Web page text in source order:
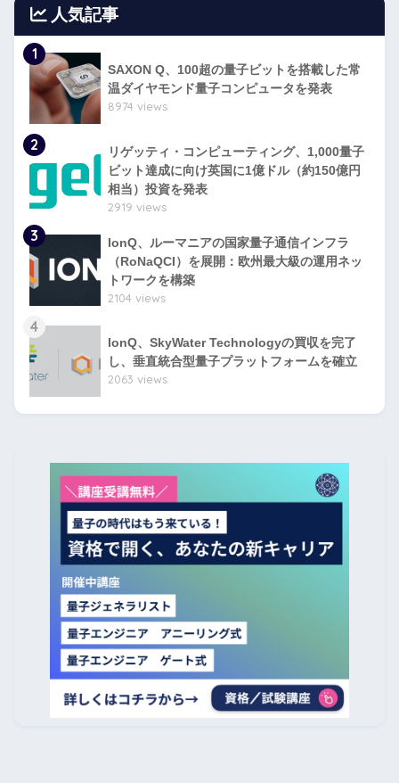
人気記事
1
SAXON Q、100超の量子ビットを搭載した常
温ダイヤモンド量子コンピュータを発表
8974 views
2
リゲッティ・コンピューティング、1,000量子
ビット達成に向け英国に1億ドル（約150億円
相当）投資を発表
2919 views
3
IonQ、ルーマニアの国家量子通信インフラ
（RoNaQCI）を展開：欧州最大級の運用ネッ
トワークを構築
2104 views
4
IonQ、SkyWater Technologyの買収を完了
し、垂直統合型量子プラットフォームを確立
2063 views